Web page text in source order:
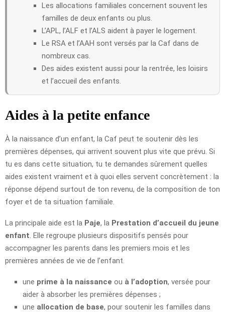
Les allocations familiales concernent souvent les
familles de deux enfants ou plus.
L’APL, l’ALF et l’ALS aident à payer le logement.
Le RSA et l’AAH sont versés par la Caf dans de
nombreux cas.
Des aides existent aussi pour la rentrée, les loisirs
et l’accueil des enfants.
Aides à la petite enfance
À la naissance d’un enfant, la Caf peut te soutenir dès les
premières dépenses, qui arrivent souvent plus vite que prévu. Si
tu es dans cette situation, tu te demandes sûrement quelles
aides existent vraiment et à quoi elles servent concrètement : la
réponse dépend surtout de ton revenu, de la composition de ton
foyer et de ta situation familiale.
La principale aide est la Paje, la Prestation d’accueil du jeune
enfant . Elle regroupe plusieurs dispositifs pensés pour
accompagner les parents dans les premiers mois et les
premières années de vie de l’enfant.
une prime à la naissance ou à l’adoption, versée pour
aider à absorber les premières dépenses ;
une allocation de base, pour soutenir les familles dans